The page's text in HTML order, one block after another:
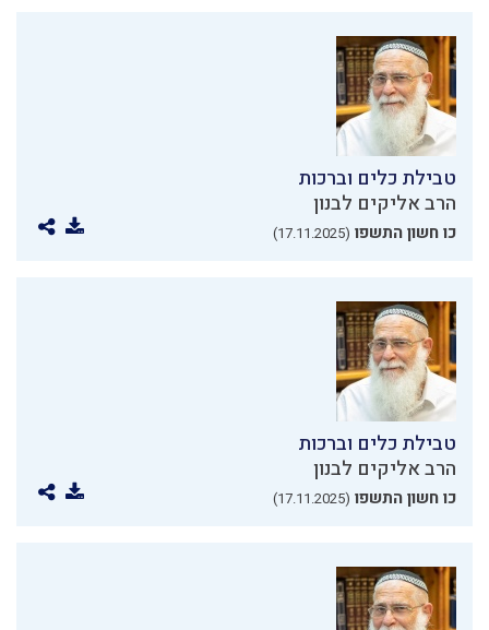
טבילת כלים וברכות
הרב אליקים לבנון
כו חשון התשפו (17.11.2025)
טבילת כלים וברכות
הרב אליקים לבנון
כו חשון התשפו (17.11.2025)